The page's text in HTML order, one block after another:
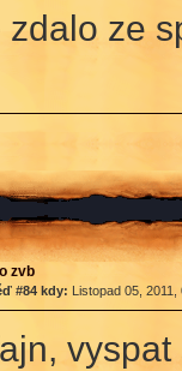
zdalo ze
zvb
#84 kdy: Listopad 05,